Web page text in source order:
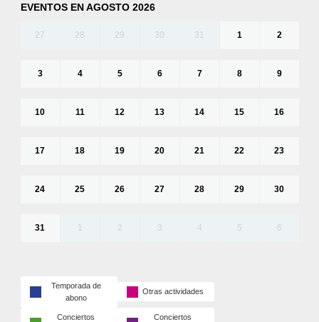
EVENTOS EN AGOSTO 2026
27 28 29 30 31 1 2
3 4 5 6 7 8 9
10 11 12 13 14 15 16
17 18 19 20 21 22 23
24 25 26 27 28 29 30
31 1 2 3 4 5 6
Temporada de
abono
Otras actividades
Conciertos
Conciertos